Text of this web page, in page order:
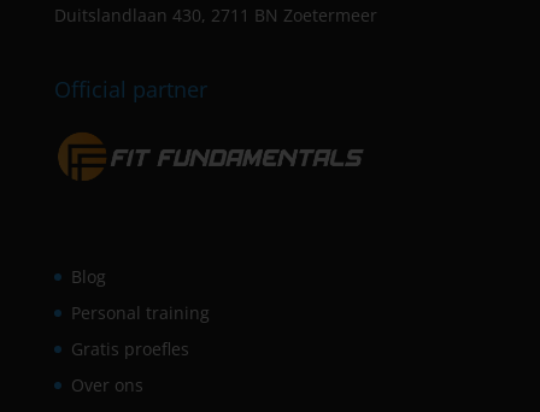
Duitslandlaan 430, 2711 BN Zoetermeer
Official partner
Blog
Personal training
Gratis proefles
Over ons